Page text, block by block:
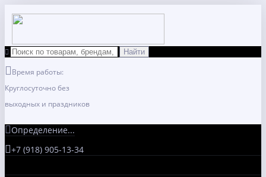
Время работы:
Круглосуточно без
выходных и праздников
Определение...
+7 (918) 905-13-34